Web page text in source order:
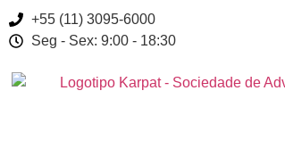
+55 (11) 3095-6000
Seg - Sex: 9:00 - 18:30